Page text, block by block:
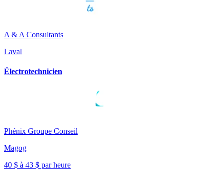
A & A Consultants
Laval
Électrotechnicien
Phénix Groupe Conseil
Magog
40 $ à 43 $ par heure